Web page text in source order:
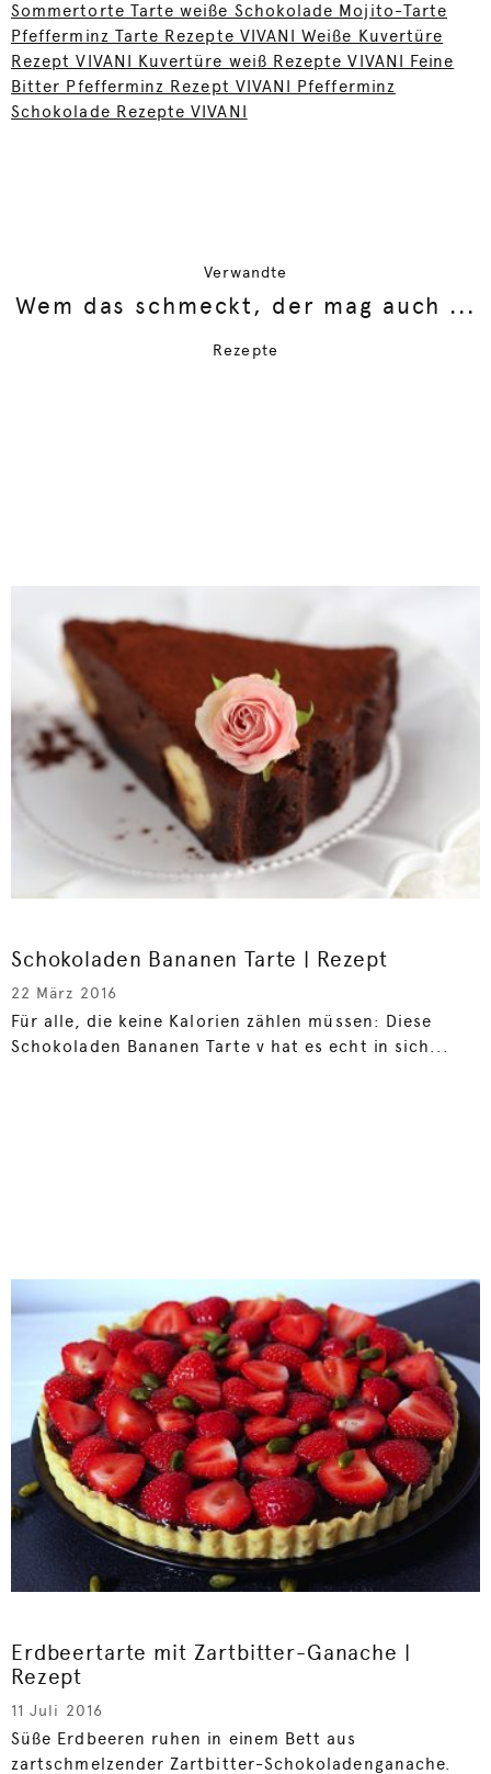
Sommertorte Tarte weiße Schokolade Mojito-Tarte
Pfefferminz Tarte Rezepte VIVANI Weiße Kuvertüre
Rezept VIVANI Kuvertüre weiß Rezepte VIVANI Feine
Bitter Pfefferminz Rezept VIVANI Pfefferminz
Schokolade Rezepte VIVANI
Verwandte
Wem das schmeckt, der mag auch ...
Rezepte
Schokoladen Bananen Tarte | Rezept
22 März 2016
Für alle, die keine Kalorien zählen müssen: Diese
Schokoladen Bananen Tarte v hat es echt in sich...
Erdbeertarte mit Zartbitter-Ganache |
Rezept
11 Juli 2016
Süße Erdbeeren ruhen in einem Bett aus
zartschmelzender Zartbitter-Schokoladenganache.